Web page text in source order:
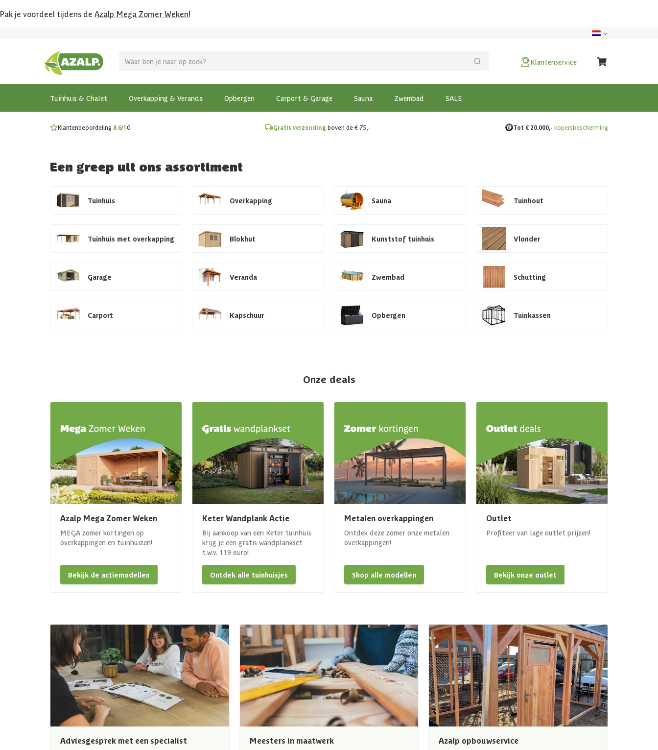
Pak je voordeel tijdens de Azalp Mega Zomer Weken!
Klantenservice
Tuinhuis & Chalet Overkapping & Veranda Opbergen Carport & Garage Sauna Zwembad SALE
MEGA zomer kortingen op overkappingen en tuinhuizen!
Bekijk de actiemodellen
Gratis wandplankset
Ontdek onze metalen overkappingen
Klantenbeoordeling 8.6/10 Gratis verzending boven de € 75,- Tot € 20.000,- kopersbescherming
Een greep uit ons assortiment
Tuinhuis Overkapping Sauna Tuinhout
Tuinhuis met overkapping Blokhut Kunststof tuinhuis Vlonder
Garage Veranda Zwembad Schutting
Carport Kapschuur Opbergen Tuinkassen
Onze deals
Azalp Mega Zomer Weken
MEGA zomer kortingen op
overkappingen en tuinhuizen!
Bekijk de actiemodellen
Keter Wandplank Actie
Bij aankoop van een Keter tuinhuis
krijg je een gratis wandplankset
t.w.v. 119 euro!
Ontdek alle tuinhuisjes
Metalen overkappingen
Ontdek deze zomer onze metalen
overkappingen!
Shop alle modellen
Outlet
Profiteer van lage outlet prijzen!
Bekijk onze outlet
Adviesgesprek met een specialist Meesters in maatwerk Azalp opbouwservice